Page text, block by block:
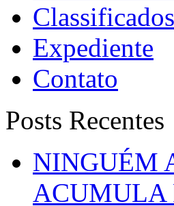
Classificados
Expediente
Contato
Posts Recentes
NINGUÉM
ACUMULA